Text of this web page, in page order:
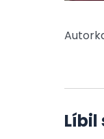
Líbil